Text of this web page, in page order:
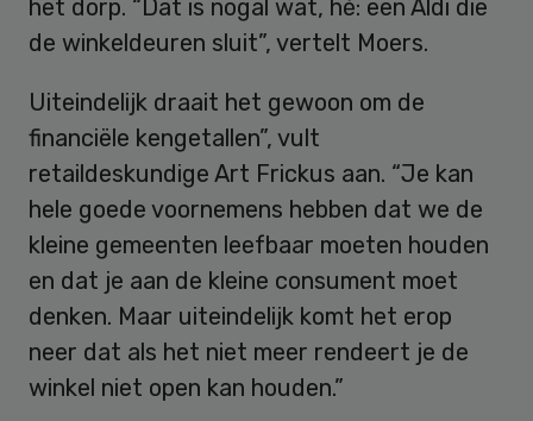
het dorp. “Dat is nogal wat, hè: een Aldi die
de winkeldeuren sluit”, vertelt Moers.
Uiteindelijk draait het gewoon om de
financiële kengetallen”, vult
retaildeskundige Art Frickus aan. “Je kan
hele goede voornemens hebben dat we de
kleine gemeenten leefbaar moeten houden
en dat je aan de kleine consument moet
denken. Maar uiteindelijk komt het erop
neer dat als het niet meer rendeert je de
winkel niet open kan houden.”